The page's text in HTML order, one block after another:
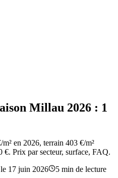
Millau 2026 : 1
en 2026, terrain 403 €/m²
Prix par secteur, surface, FAQ.
17 juin 2026 5 min de lecture